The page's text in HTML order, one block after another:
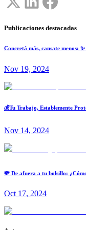
Publicaciones destacadas
Concretá más, cansate menos:
Nov 19, 2024
💰Tu Trabajo, Establemente
Nov 14, 2024
💸 De afuera a tu bolsillo:
Oct 17, 2024